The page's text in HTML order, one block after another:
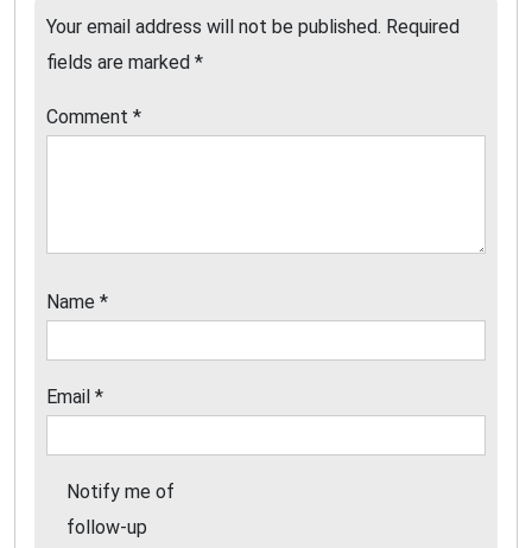
Your email address will not be published. Required
fields are marked *
Comment *
Name *
Email *
Notify me of
follow-up